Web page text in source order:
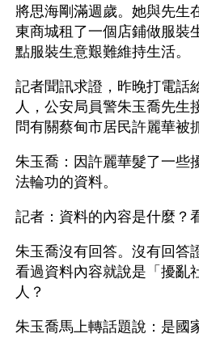
將思海剛滿週歲。她與先生
東商城租了一個店鋪做服裝
點服裝生意艱難維持生活。
記者聞訊求證，昨晚打電話
人，公安局員警朱玉喬先生
問有關蔡甸市居民許麗華被
朱玉喬：因許麗華髮了一些
法輪功的資料。
記者：資料的內容是什麼？
朱玉喬沒有回答。沒有回答
看過資料內容就說是「擾亂
人？
朱玉喬馬上轉話題說：是國